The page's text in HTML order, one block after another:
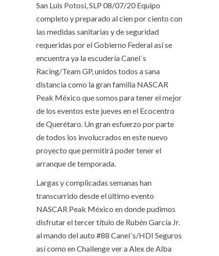
San Luis Potosí, SLP 08/07/20 Equipo
completo y preparado al cien por ciento con
las medidas sanitarias y de seguridad
requeridas por el Gobierno Federal así se
encuentra ya la escudería Canel´s
Racing/Team GP, unidos todos a sana
distancia como la gran familia NASCAR
Peak México que somos para tener el mejor
de los eventos este jueves en el Ecocentro
de Querétaro. Un gran esfuerzo por parte
de todos los involucrados en este nuevo
proyecto que permitirá poder tener el
arranque de temporada.
Largas y complicadas semanas han
transcurrido desde el último evento
NASCAR Peak México en donde pudimos
disfrutar el tercer título de Rubén García Jr.
al mando del auto #88 Canel´s/HDI Seguros
así como en Challenge ver a Alex de Alba